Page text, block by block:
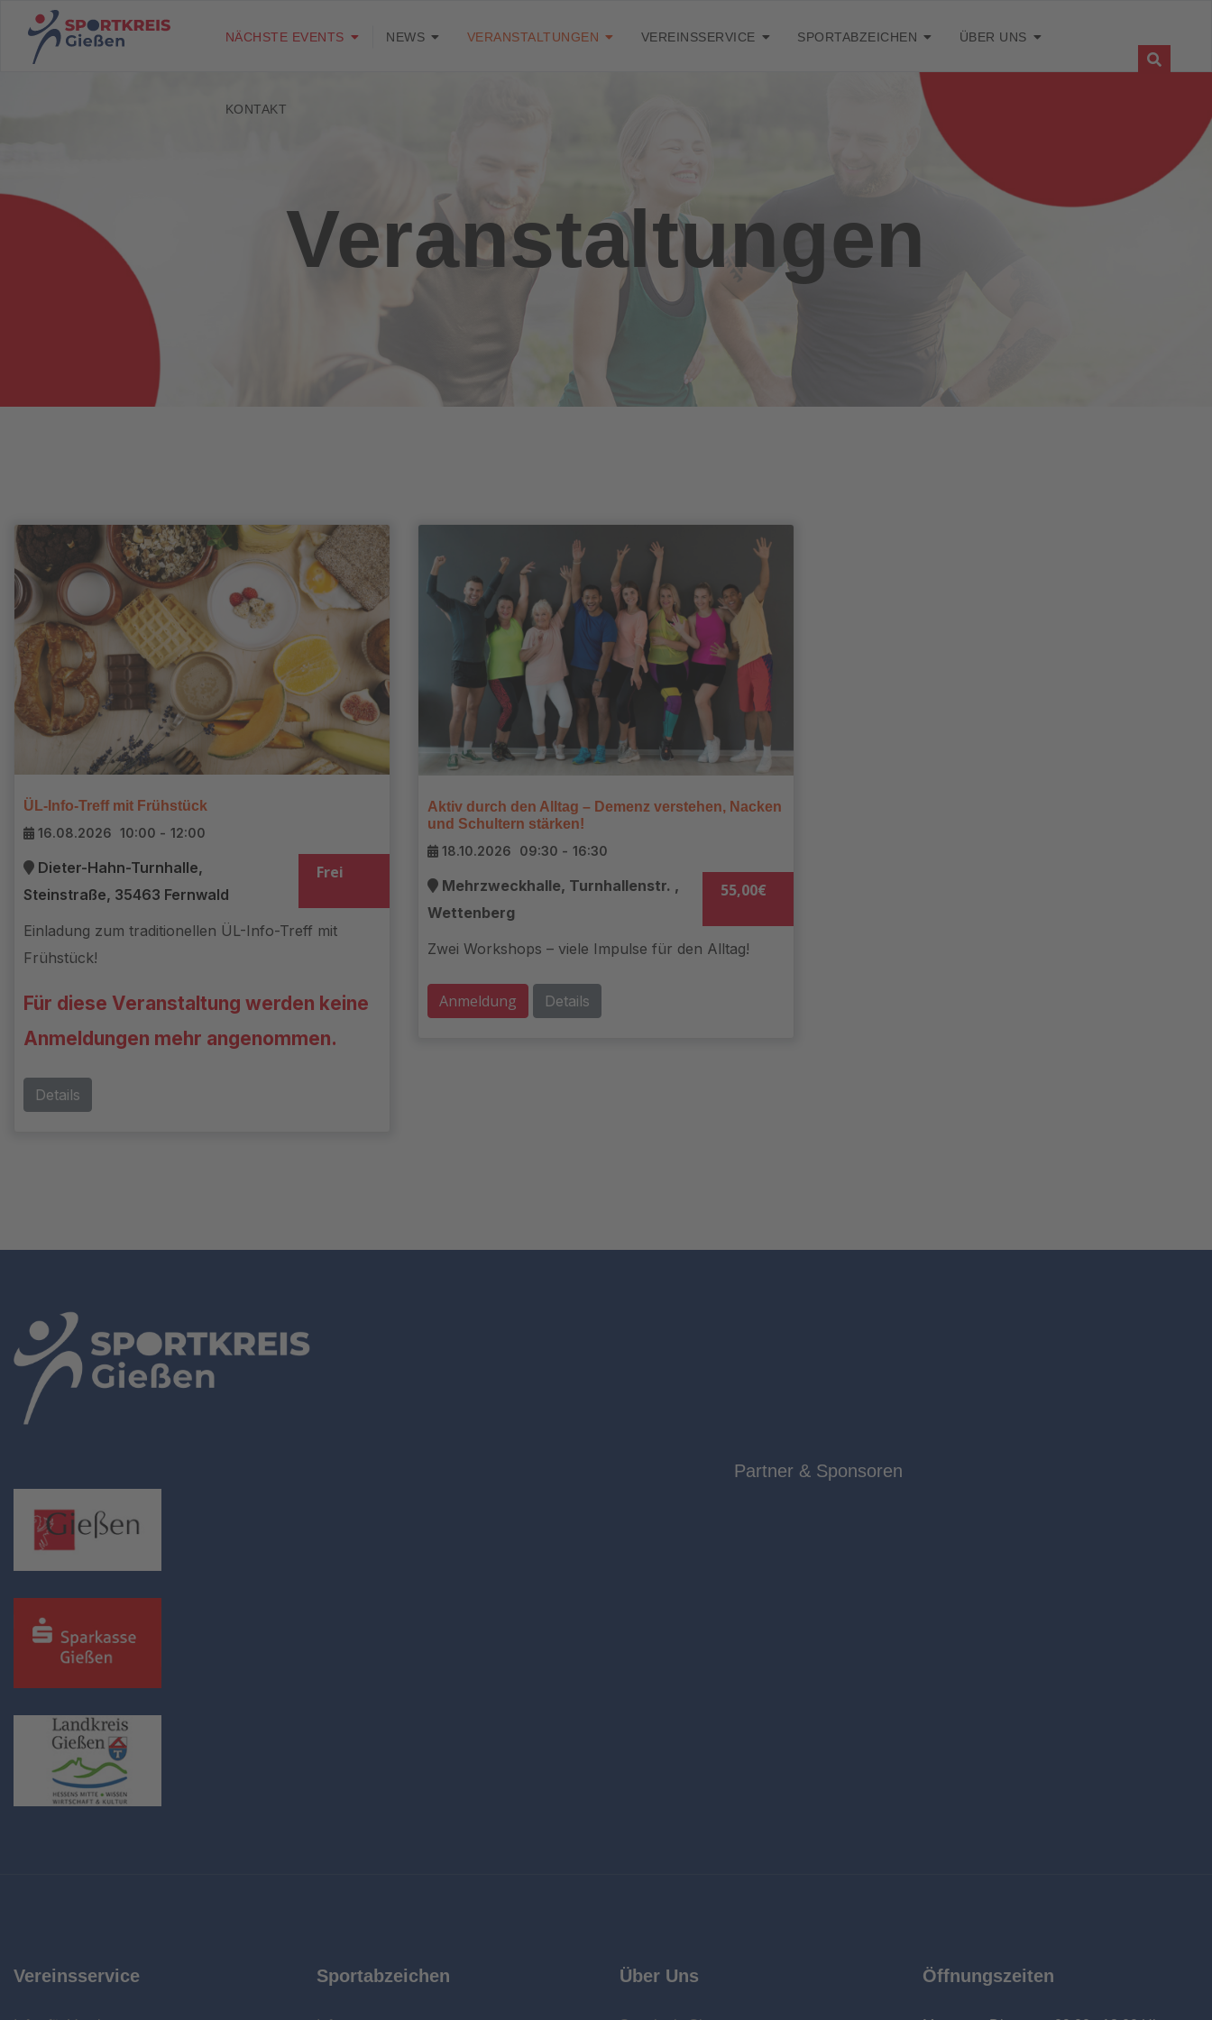
NÄCHSTE EVENTS NEWS VERANSTALTUNGEN VEREINSSERVICE SPORTABZEICHEN ÜBER UNS
KONTAKT
Veranstaltungen
ÜL-Info-Treff mit Frühstück
16.08.2026 10:00 - 12:00
Dieter-Hahn-Turnhalle,
Steinstraße, 35463 Fernwald
Frei
Einladung zum traditionellen ÜL-Info-Treff mit
Frühstück!
Für diese Veranstaltung werden keine
Anmeldungen mehr angenommen.
Details
Aktiv durch den Alltag – Demenz verstehen, Nacken
und Schultern stärken!
18.10.2026
09:30 - 16:30
Mehrzweckhalle, Turnhallenstr. ,
Wettenberg
55,00€
Zwei Workshops – viele Impulse für den Alltag!
Anmeldung Details
Partner & Sponsoren
Vereinsservice Sportabzeichen Über Uns Öffnungszeiten